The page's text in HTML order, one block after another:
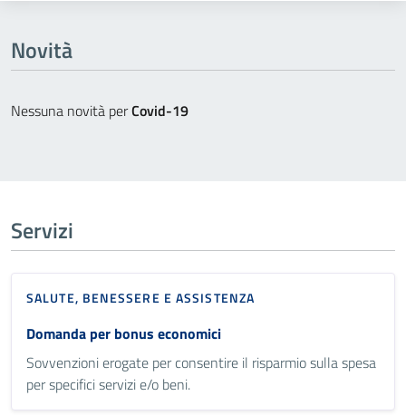
Novità
Nessuna novità perCovid-19
Servizi
SALUTE, BENESSERE E ASSISTENZA
Domanda per bonus economici
Sovvenzioni erogate per consentire il risparmio sulla spesa
per specifici servizi e/o beni.